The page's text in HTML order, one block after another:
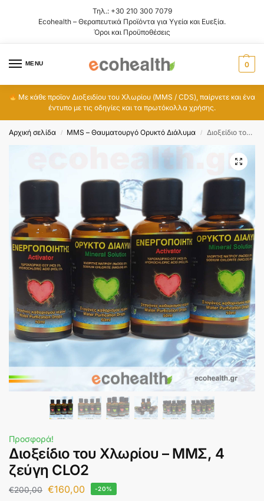
Τηλ.: +30 210 300 7079
Ecohealth – Θεραπευτικά Προϊόντα για Υγεία και Ευεξία.
Όροι και Προϋποθέσεις
MENU 0
Με κάθε προϊον Διοξειδίου του Χλωρίου (MMS / CDS), παίρνετε και ένα
έντυπο με τις οδηγίες και τα πρωτόκολλα χρήσης.
Αρχική σελίδα / MMS – Θαυματουργό Ορυκτό Διάλυμα / Διοξείδιο του Χλωρίου – ΜΜΣ, 4 ζεύγη CLO2
Προσφορά!
Διοξείδιο του Χλωρίου – ΜΜΣ, 4
ζεύγη CLO2
€200,00 €160,00 -20%